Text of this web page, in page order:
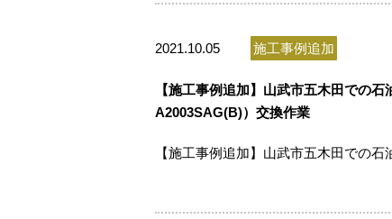
2021.10.05 施工事例追加
【施工事例追加】山武市五木田での
A2003SAG(B)）交換作業
【施工事例追加】山武市五木田での